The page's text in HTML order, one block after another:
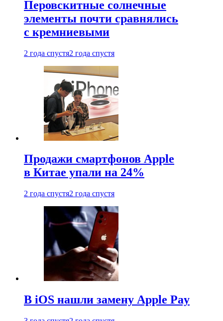
Перовскитные солнечные
элементы почти сравнялись
с кремниевыми
2 года спустя2 года спустя
Продажи смартфонов Apple
в Китае упали на 24%
2 года спустя2 года спустя
В iOS нашли замену Apple Pay